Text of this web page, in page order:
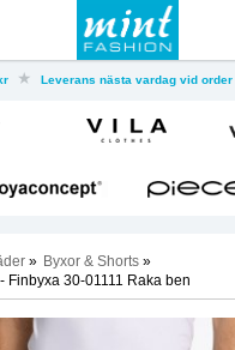
Leverans nästa vardag vid order
» Byxor & Shorts »
Finbyxa 30-01111 Raka ben